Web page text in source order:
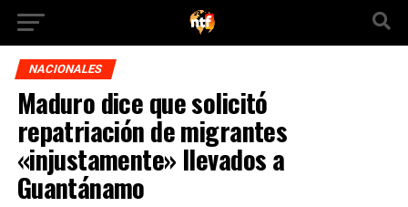
NACIONALES
Maduro dice que solicitó
repatriación de migrantes
«injustamente» llevados a
Guantánamo